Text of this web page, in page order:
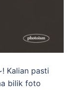
Kalian pasti
bilik foto